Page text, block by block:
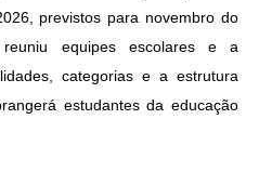
previstos para novembro do
equipes escolares e a
categorias e a estrutura
estudantes da educação